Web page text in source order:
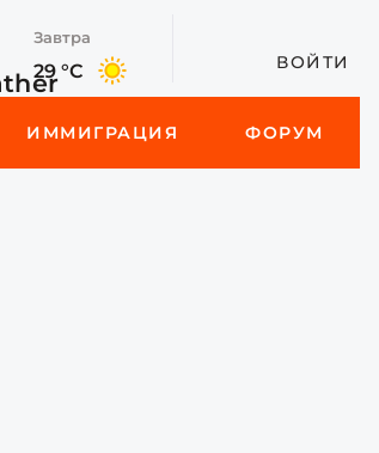
Завтра
29 °C ВОЙТИ
ИММИГРАЦИЯ ФОРУМ